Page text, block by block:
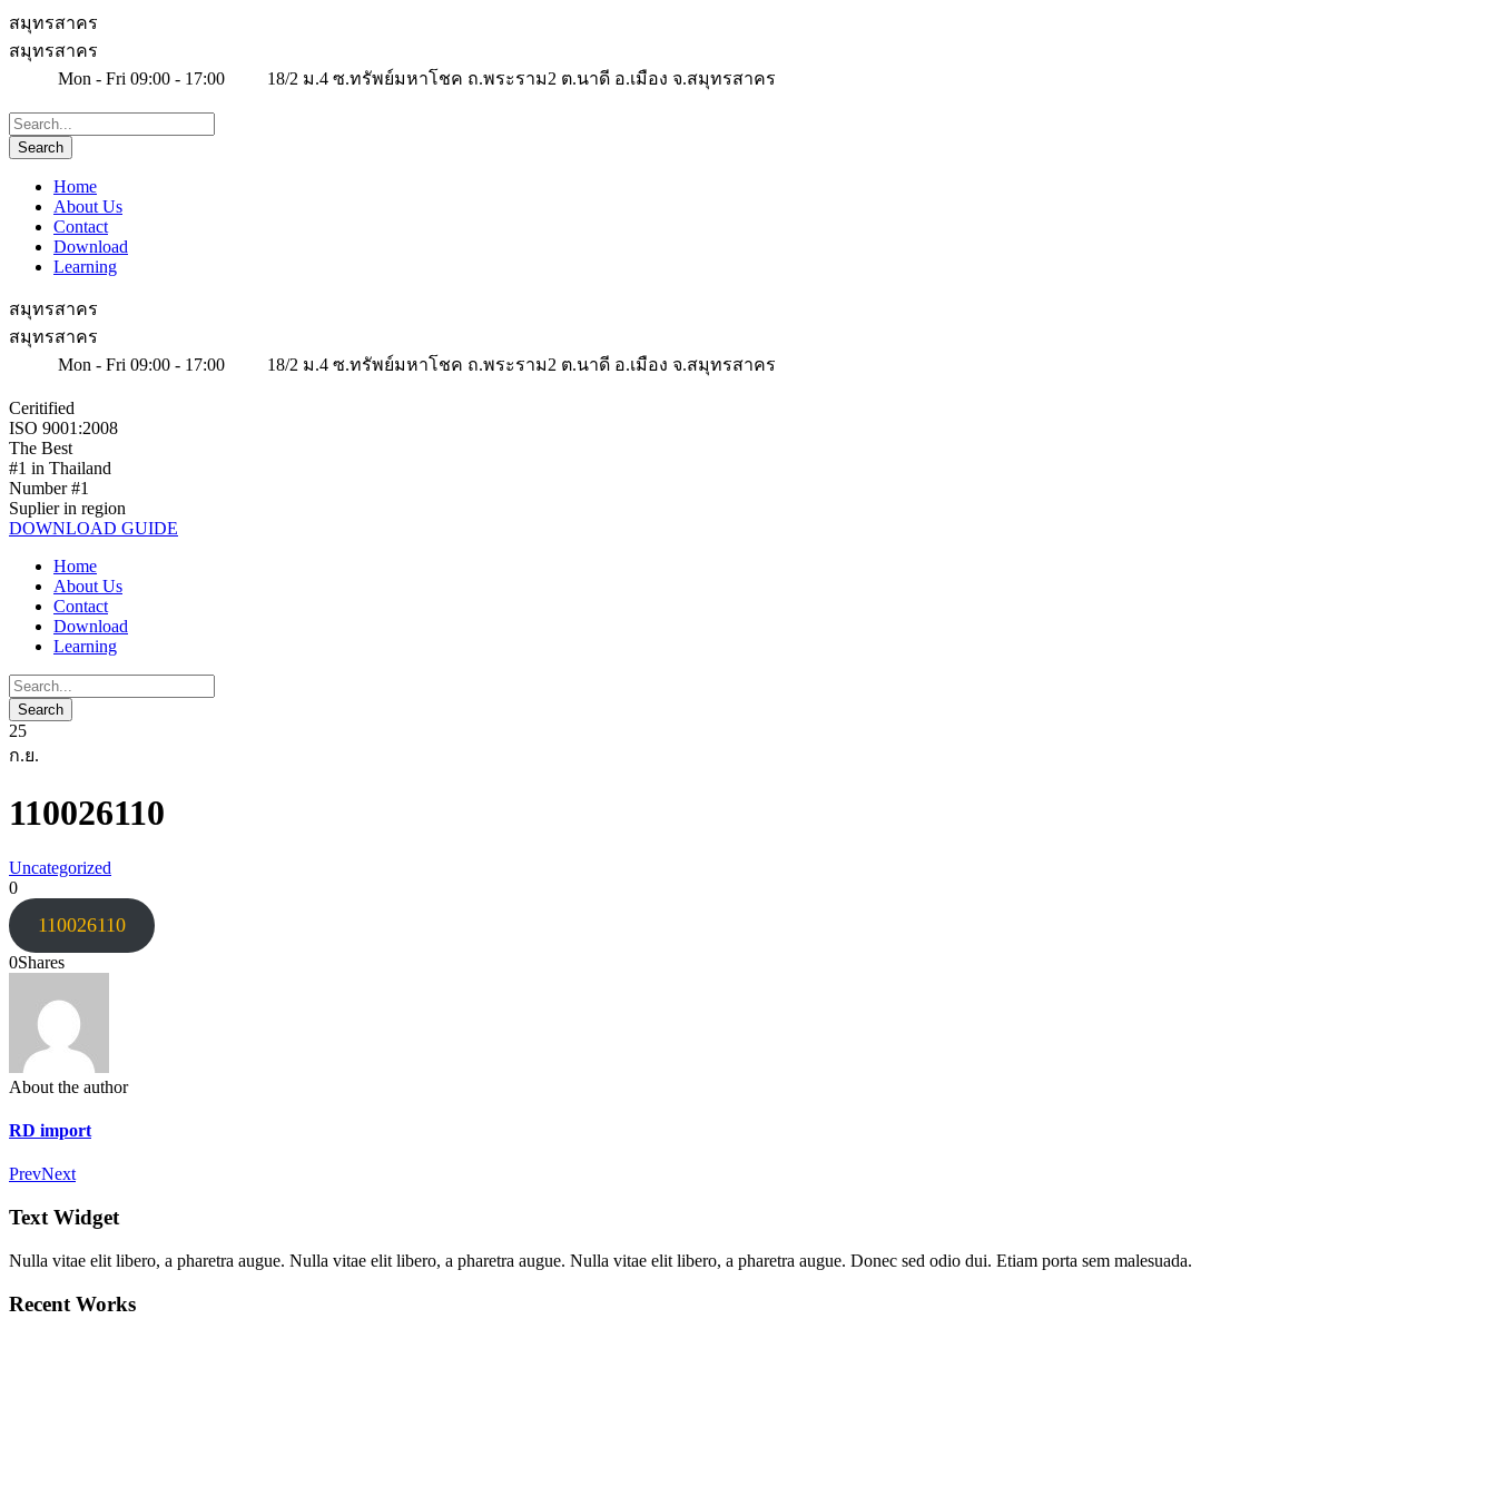
สมุทรสาคร
สมุทรสาคร
Mon - Fri 09:00 - 17:00
18/2 ม.4 ซ.ทรัพย์มหาโชค ถ.พระราม2 ต.นาดี อ.เมือง จ.สมุทรสาคร
Home
About Us
Contact
Download
Learning
สมุทรสาคร
สมุทรสาคร
Mon - Fri 09:00 - 17:00
18/2 ม.4 ซ.ทรัพย์มหาโชค ถ.พระราม2 ต.นาดี อ.เมือง จ.สมุทรสาคร
Ceritified
ISO 9001:2008
The Best
#1 in Thailand
Number #1
Suplier in region
DOWNLOAD GUIDE
Home
About Us
Contact
Download
Learning
25
ก.ย.
110026110
Uncategorized
0
110026110
0Shares
About the author
RD import
PrevNext
Text Widget
Nulla vitae elit libero, a pharetra augue. Nulla vitae elit libero, a pharetra augue. Nulla vitae elit libero, a pharetra augue. Donec sed odio dui. Etiam porta sem malesuada.
Recent Works